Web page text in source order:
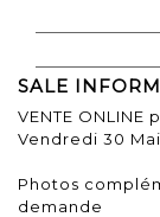
SALE
VENTE
Vendredi 30 Mai
Photos
demande